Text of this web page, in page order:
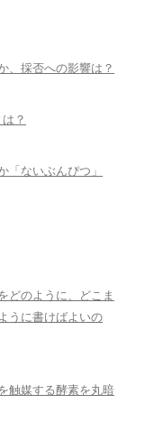
、採否への影響は？
？
「ないぶんぴつ」
どのように、どこま
うに書けばよいの
触媒する酵素を丸暗